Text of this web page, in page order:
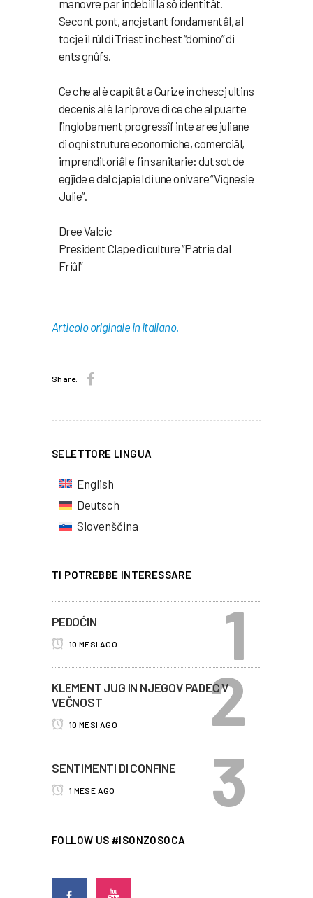
manovre par indebilî la sô identitât.
Secont pont, ancjetant fondamentâl, al
tocje il rûl di Triest in chest “domino” di
ents gnûfs.
Ce che al è capitât a Gurize in chescj ultins
decenis al è la riprove di ce che al puarte
l’inglobament progressîf inte aree juliane
di ogni struture economiche, comerciâl,
imprenditoriâl e fin sanitarie: dut sot de
egjide e dal cjapiel di une onivare “Vignesie
Julie”.
Dree Valcic
President Clape di culture “Patrie dal
Friûl”
Articolo originale in Italiano.
Share:
SELETTORE LINGUA
English
Deutsch
Slovenščina
TI POTREBBE INTERESSARE
PEDOĆIN
10 MESI AGO
KLEMENT JUG IN NJEGOV PADEC V
VEČNOST
10 MESI AGO
SENTIMENTI DI CONFINE
1 MESE AGO
FOLLOW US #ISONZOSOCA